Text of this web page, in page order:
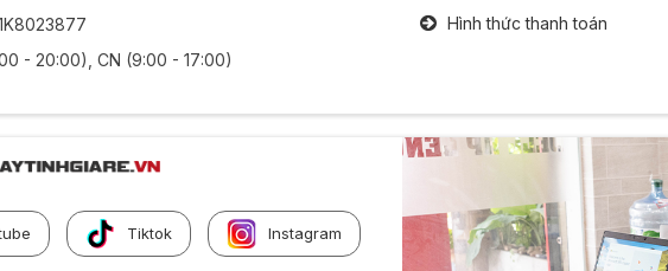
- 20:00), CN (9:00 - 17:00)
Hình thức thanh toán
Tiktok Instagram